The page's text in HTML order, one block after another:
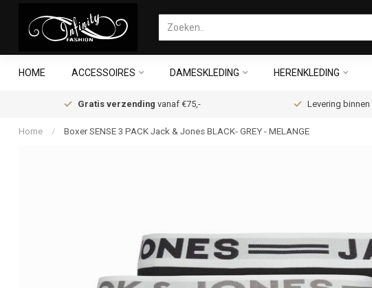
HOME ACCESSOIRES DAMESKLEDING HERENKLEDING
Gratis verzending vanaf €75,- Levering binnen
Home / Boxer SENSE 3 PACK Jack & Jones BLACK- GREY - MELANGE